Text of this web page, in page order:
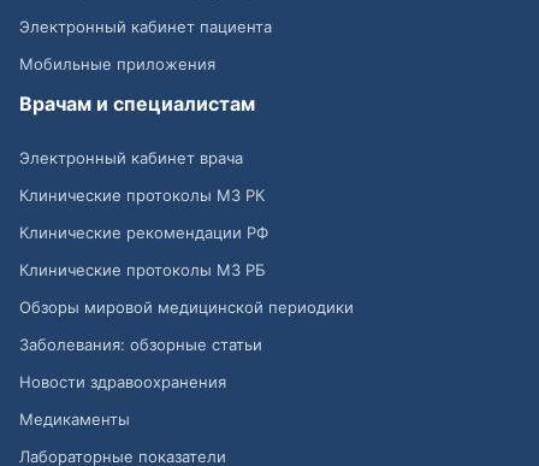
Электронный кабинет пациента
Мобильные приложения
Врачам и специалистам
Электронный кабинет врача
Клинические протоколы МЗ РК
Клинические рекомендации РФ
Клинические протоколы МЗ РБ
Обзоры мировой медицинской периодики
Заболевания: обзорные статьи
Новости здравоохранения
Медикаменты
Лабораторные показатели